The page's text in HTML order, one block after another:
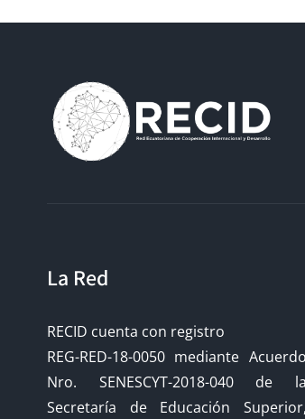
La Red
RECID cuenta con registro
REG-RED-18-0050 mediante Acuerdo
Nro. SENESCYT-2018-040 de la
Secretaría de Educación Superior,